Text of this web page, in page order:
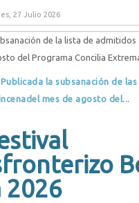
27 Julio 2026
de la lista de
del Programa Concilia
Publicada la subsanación de
mes de agosto del...
2026